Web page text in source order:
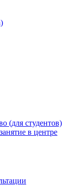
(для студентов)
в центре